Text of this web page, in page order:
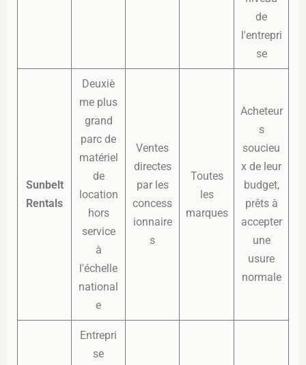
de
l'entrepri
se
Sunbelt
Rentals
Deuxiè
me plus
grand
parc de
matériel
de
location
hors
service
à
l'échelle
national
e
Ventes
directes
par les
concess
ionnaire
s
Toutes
les
marques
Acheteur
s
soucieu
x de leur
budget,
prêts à
accepter
une
usure
normale
Entrepri
se